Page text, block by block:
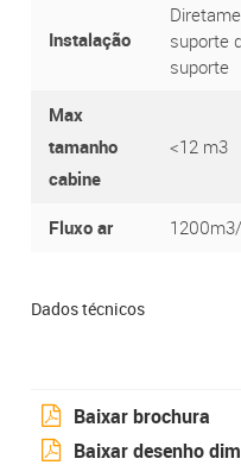
Instalação
suporte
suporte
Max
tamanho
cabine
<12 m3
Fluxo ar
Dados técnicos
Baixar brochura
Baixar desenho